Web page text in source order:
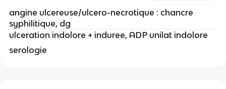
angine ulcereuse/ulcero-necrotique : chancre
syphilitique, dg
ulceration indolore + induree, ADP unilat indolore
serologie